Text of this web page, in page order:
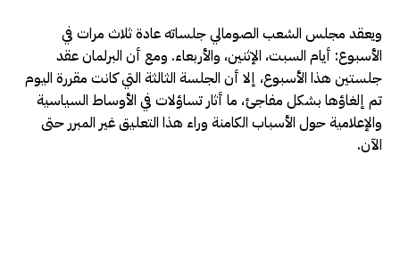
ويعقد مجلس الشعب الصومالي جلساته عادة ثلاث مرات في
الأسبوع: أيام السبت، الإثنين، والأربعاء. ومع أن البرلمان عقد
جلستين هذا الأسبوع، إلا أن الجلسة الثالثة التي كانت مقررة اليوم
تم إلغاؤها بشكل مفاجئ، ما أثار تساؤلات في الأوساط السياسية
والإعلامية حول الأسباب الكامنة وراء هذا التعليق غير المبرر حتى
الآن.